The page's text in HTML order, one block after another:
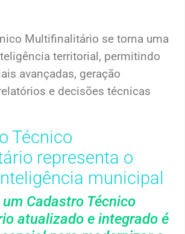
Multifinalitário se torna uma
territorial, permitindo
avançadas, geração
e decisões técnicas
Técnico
representa o
municipal
Cadastro Técnico
atualizado e integrado é